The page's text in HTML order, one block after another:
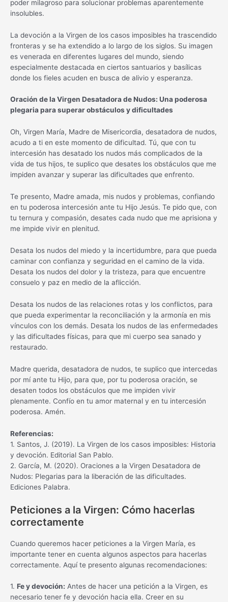
poder milagroso para solucionar problemas aparentemente
insolubles.
La devoción a la Virgen de los casos imposibles ha trascendido
fronteras y se ha extendido a lo largo de los siglos. Su imagen
es venerada en diferentes lugares del mundo, siendo
especialmente destacada en ciertos santuarios y basílicas
donde los fieles acuden en busca de alivio y esperanza.
Oración de la Virgen Desatadora de Nudos: Una poderosa
plegaria para superar obstáculos y dificultades
Oh, Virgen María, Madre de Misericordia, desatadora de nudos,
acudo a ti en este momento de dificultad. Tú, que con tu
intercesión has desatado los nudos más complicados de la
vida de tus hijos, te suplico que desates los obstáculos que me
impiden avanzar y superar las dificultades que enfrento.
Te presento, Madre amada, mis nudos y problemas, confiando
en tu poderosa intercesión ante tu Hijo Jesús. Te pido que, con
tu ternura y compasión, desates cada nudo que me aprisiona y
me impide vivir en plenitud.
Desata los nudos del miedo y la incertidumbre, para que pueda
caminar con confianza y seguridad en el camino de la vida.
Desata los nudos del dolor y la tristeza, para que encuentre
consuelo y paz en medio de la aflicción.
Desata los nudos de las relaciones rotas y los conflictos, para
que pueda experimentar la reconciliación y la armonía en mis
vínculos con los demás. Desata los nudos de las enfermedades
y las dificultades físicas, para que mi cuerpo sea sanado y
restaurado.
Madre querida, desatadora de nudos, te suplico que intercedas
por mí ante tu Hijo, para que, por tu poderosa oración, se
desaten todos los obstáculos que me impiden vivir
plenamente. Confío en tu amor maternal y en tu intercesión
poderosa. Amén.
Referencias:
1. Santos, J. (2019). La Virgen de los casos imposibles: Historia
y devoción. Editorial San Pablo.
2. García, M. (2020). Oraciones a la Virgen Desatadora de
Nudos: Plegarias para la liberación de las dificultades.
Ediciones Palabra.
Peticiones a la Virgen: Cómo hacerlas
correctamente
Cuando queremos hacer peticiones a la Virgen María, es
importante tener en cuenta algunos aspectos para hacerlas
correctamente. Aquí te presento algunas recomendaciones:
1. Fe y devoción: Antes de hacer una petición a la Virgen, es
necesario tener fe y devoción hacia ella. Creer en su